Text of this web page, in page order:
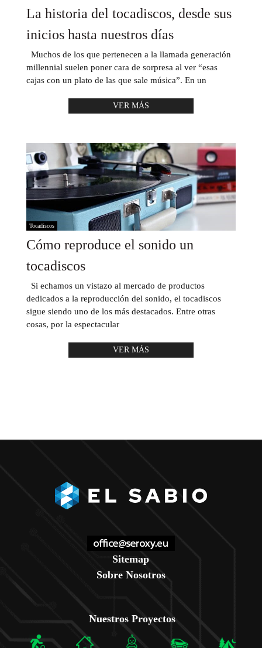
La historia del tocadiscos, desde sus
inicios hasta nuestros días
Muchos de los que pertenecen a la llamada generación
millennial suelen poner cara de sorpresa al ver “esas
cajas con un plato de las que sale música”. En un
VER MÁS
Tocadiscos
Cómo reproduce el sonido un
tocadiscos
Si echamos un vistazo al mercado de productos
dedicados a la reproducción del sonido, el tocadiscos
sigue siendo uno de los más destacados. Entre otras
cosas, por la espectacular
VER MÁS
Sitemap
Sobre Nosotros
Nuestros Proyectos